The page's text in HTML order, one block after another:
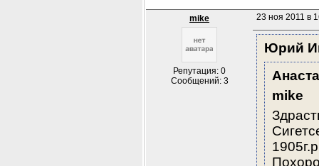
mike
Репутация: 0
Сообщений: 3
23 ноя 2011 в
Юрий
mike